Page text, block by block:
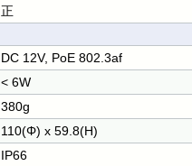
正
DC 12V, PoE 802.3af
< 6W
380g
110(Φ) x 59.8(H)
IP66